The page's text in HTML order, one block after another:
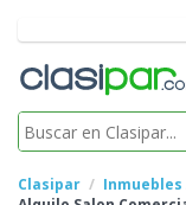
Clasipar
Inmuebles